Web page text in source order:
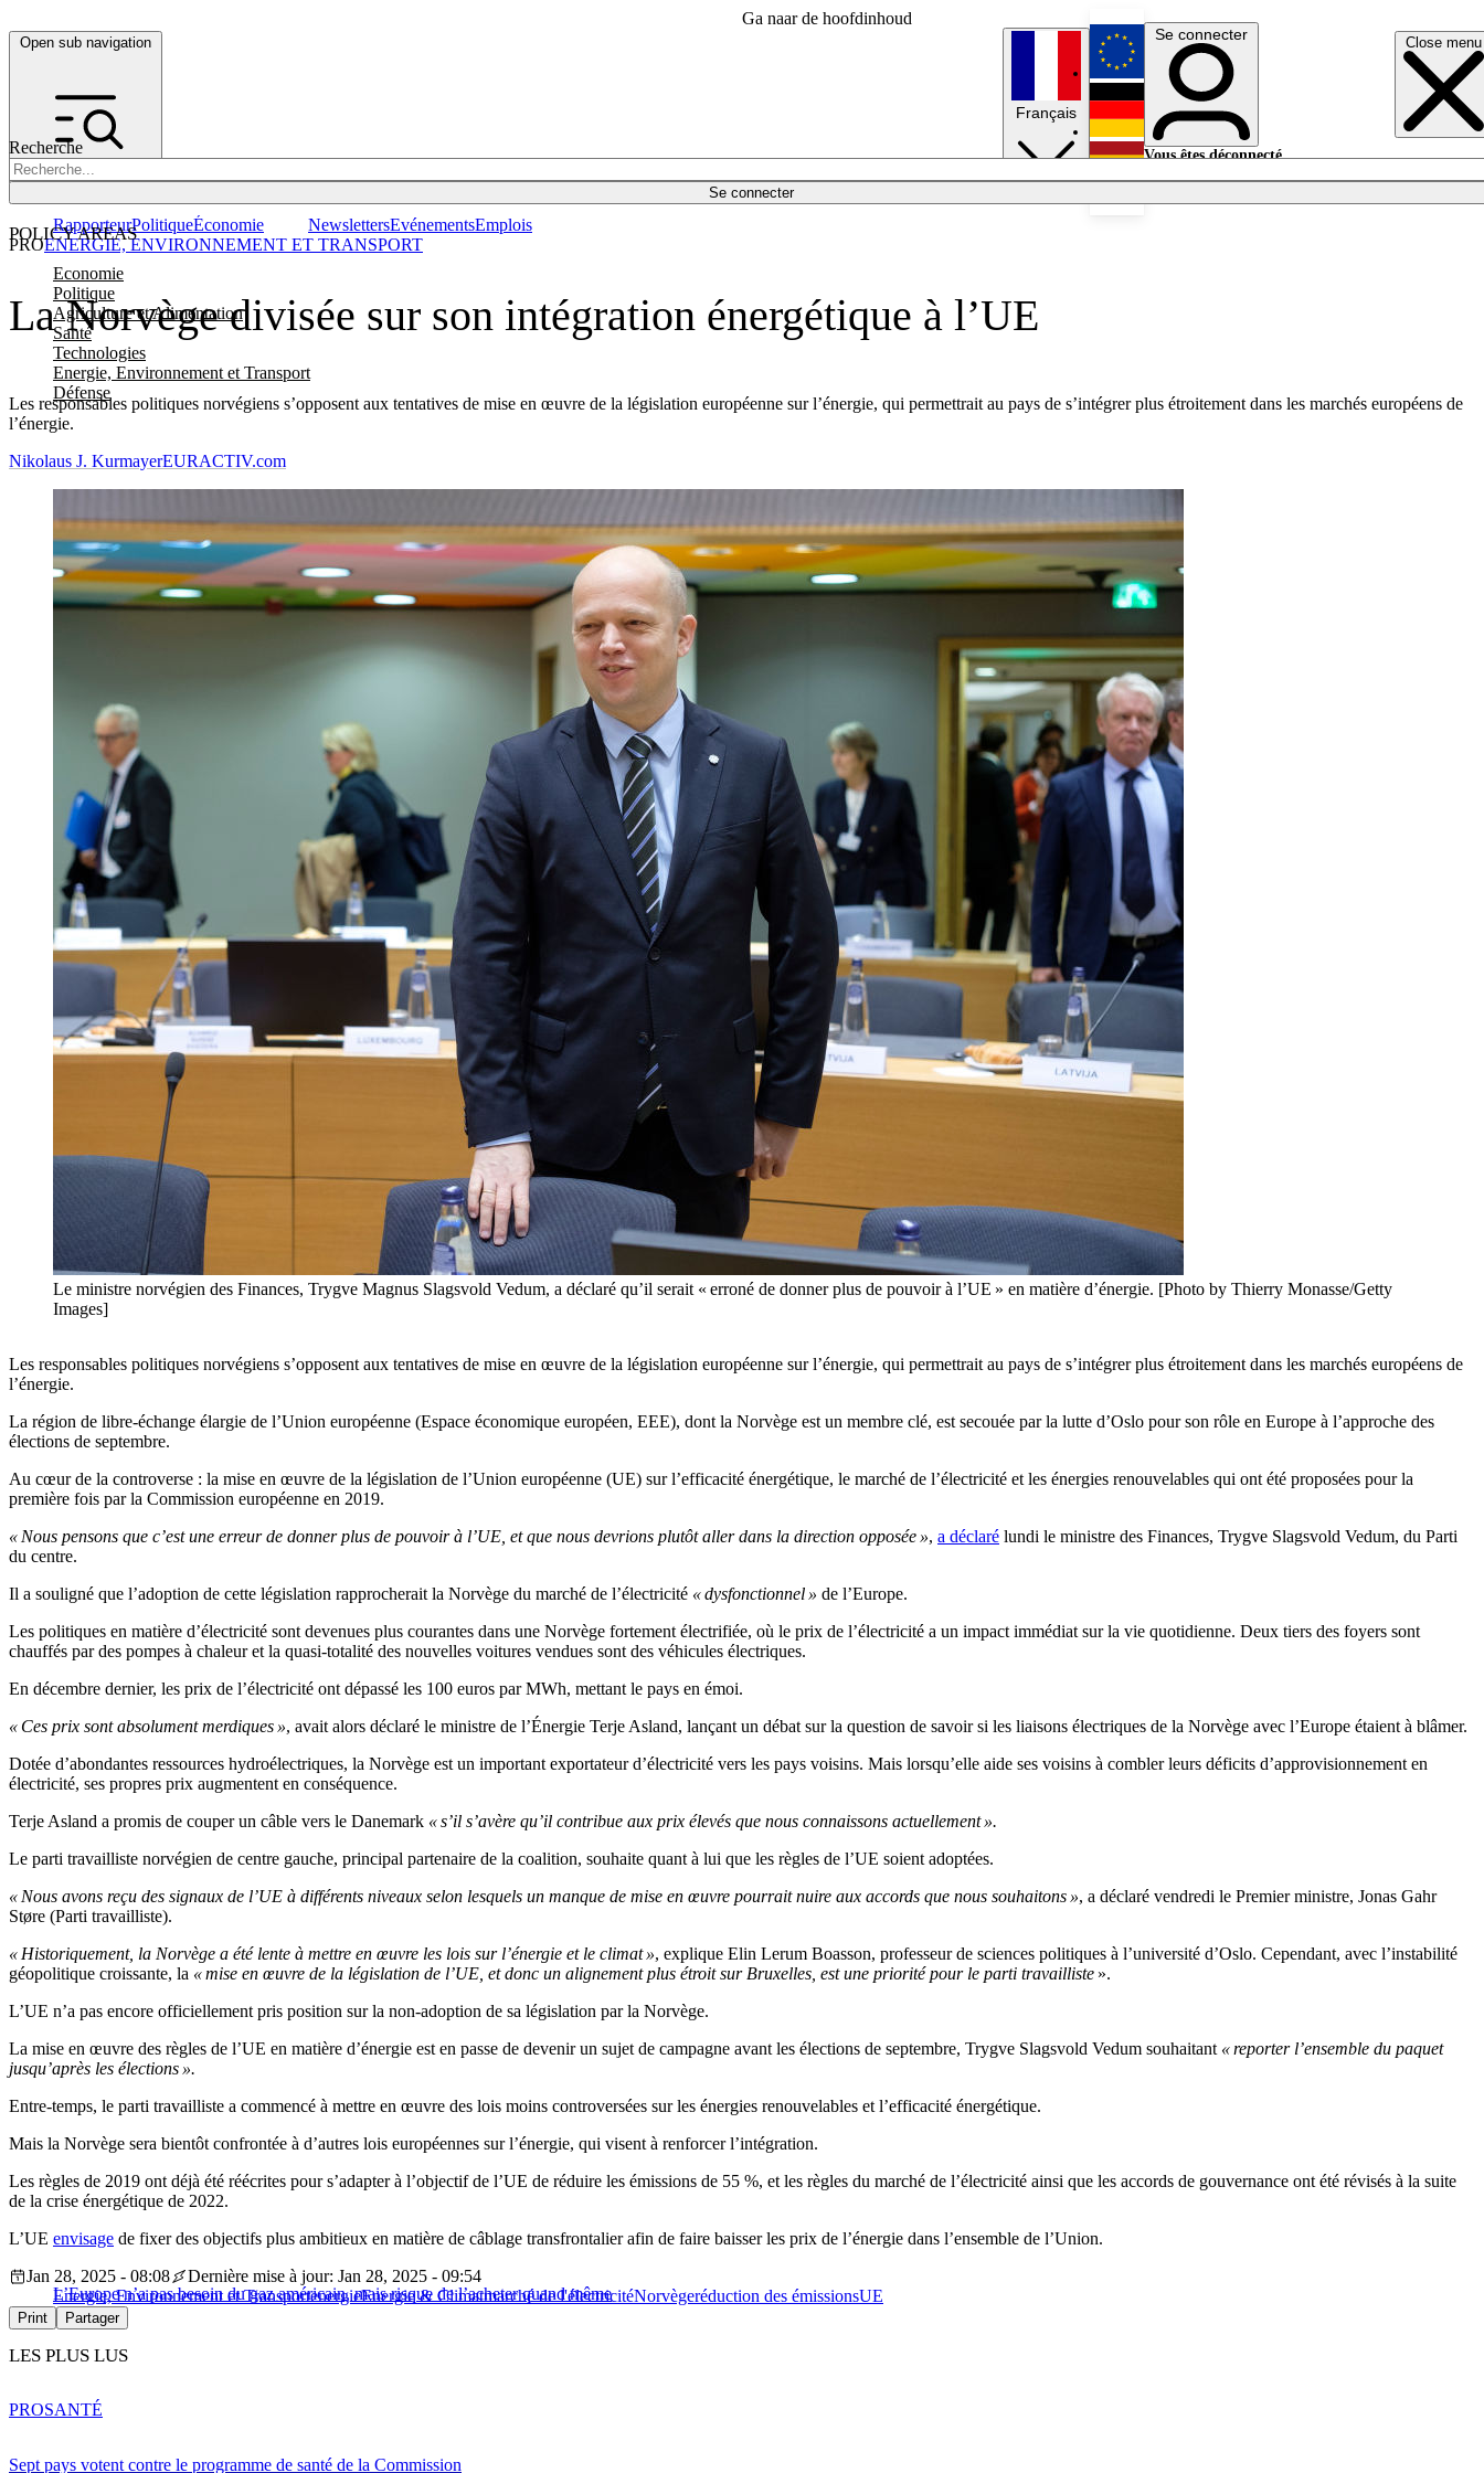
Ga naar de hoofdinhoud
Open sub navigation Close menu
Recherche
Se connecter
POLICY AREAS
Economie
Politique
Agriculture et Alimentation
Santé
Technologies
Energie, Environnement et Transport
Défense
RapporteurPolitiqueÉconomie NewslettersEvénementsEmplois
Français
English
Deutsch
Se connecter
Vous êtes déconnecté.
La Norvège divisée sur son intégration énergétique à l’UE
Les responsables politiques norvégiens s’opposent aux tentatives de mise en œuvre de la législation européenne sur l’énergie, qui permettrait au pays de s’intégrer plus étroitement dans les marchés européens de
l’énergie.
PROENERGIE, ENVIRONNEMENT ET TRANSPORT
Nikolaus J. KurmayerEURACTIV.com
Le ministre norvégien des Finances, Trygve Magnus Slagsvold Vedum, a déclaré qu’il serait « erroné de donner plus de pouvoir à l’UE » en matière d’énergie. [Photo by Thierry Monasse/Getty
Images]
Les responsables politiques norvégiens s’opposent aux tentatives de mise en œuvre de la législation européenne sur l’énergie, qui permettrait au pays de s’intégrer plus étroitement dans les marchés européens de
l’énergie.
La région de libre-échange élargie de l’Union européenne (Espace économique européen, EEE), dont la Norvège est un membre clé, est secouée par la lutte d’Oslo pour son rôle en Europe à l’approche des
élections de septembre.
Au cœur de la controverse : la mise en œuvre de la législation de l’Union européenne (UE) sur l’efficacité énergétique, le marché de l’électricité et les énergies renouvelables qui ont été proposées pour la
première fois par la Commission européenne en 2019.
« Nous pensons que c’est une erreur de donner plus de pouvoir à l’UE, et que nous devrions plutôt aller dans la direction opposée », a déclaré lundi le ministre des Finances, Trygve Slagsvold Vedum, du Parti
du centre.
Il a souligné que l’adoption de cette législation rapprocherait la Norvège du marché de l’électricité « dysfonctionnel » de l’Europe.
Les politiques en matière d’électricité sont devenues plus courantes dans une Norvège fortement électrifiée, où le prix de l’électricité a un impact immédiat sur la vie quotidienne. Deux tiers des foyers sont
chauffés par des pompes à chaleur et la quasi-totalité des nouvelles voitures vendues sont des véhicules électriques.
En décembre dernier, les prix de l’électricité ont dépassé les 100 euros par MWh, mettant le pays en émoi.
« Ces prix sont absolument merdiques », avait alors déclaré le ministre de l’Énergie Terje Asland, lançant un débat sur la question de savoir si les liaisons électriques de la Norvège avec l’Europe étaient à blâmer.
Dotée d’abondantes ressources hydroélectriques, la Norvège est un important exportateur d’électricité vers les pays voisins. Mais lorsqu’elle aide ses voisins à combler leurs déficits d’approvisionnement en
électricité, ses propres prix augmentent en conséquence.
Terje Asland a promis de couper un câble vers le Danemark « s’il s’avère qu’il contribue aux prix élevés que nous connaissons actuellement ».
Le parti travailliste norvégien de centre gauche, principal partenaire de la coalition, souhaite quant à lui que les règles de l’UE soient adoptées.
« Nous avons reçu des signaux de l’UE à différents niveaux selon lesquels un manque de mise en œuvre pourrait nuire aux accords que nous souhaitons », a déclaré vendredi le Premier ministre, Jonas Gahr
Støre (Parti travailliste).
« Historiquement, la Norvège a été lente à mettre en œuvre les lois sur l’énergie et le climat », explique Elin Lerum Boasson, professeur de sciences politiques à l’université d’Oslo. Cependant, avec l’instabilité
géopolitique croissante, la « mise en œuvre de la législation de l’UE, et donc un alignement plus étroit sur Bruxelles, est une priorité pour le parti travailliste ».
L’UE n’a pas encore officiellement pris position sur la non-adoption de sa législation par la Norvège.
La mise en œuvre des règles de l’UE en matière d’énergie est en passe de devenir un sujet de campagne avant les élections de septembre, Trygve Slagsvold Vedum souhaitant « reporter l’ensemble du paquet
jusqu’après les élections ».
Entre-temps, le parti travailliste a commencé à mettre en œuvre des lois moins controversées sur les énergies renouvelables et l’efficacité énergétique.
Mais la Norvège sera bientôt confrontée à d’autres lois européennes sur l’énergie, qui visent à renforcer l’intégration.
Les règles de 2019 ont déjà été réécrites pour s’adapter à l’objectif de l’UE de réduire les émissions de 55 %, et les règles du marché de l’électricité ainsi que les accords de gouvernance ont été révisés à la suite
de la crise énergétique de 2022.
L’UE envisage de fixer des objectifs plus ambitieux en matière de câblage transfrontalier afin de faire baisser les prix de l’énergie dans l’ensemble de l’Union.
L’Europe n’a pas besoin du gaz américain, mais risque de l’acheter quand même
Jan 28, 2025 - 08:08
Dernière mise à jour: Jan 28, 2025 - 09:54
Energie, Environnement et TransportenergieEnergie & Climatmarché de l'électricitéNorvègeréduction des émissionsUE
Print Partager
LES PLUS LUS
Sept pays votent contre le programme de santé de la Commission
PROSANTÉ